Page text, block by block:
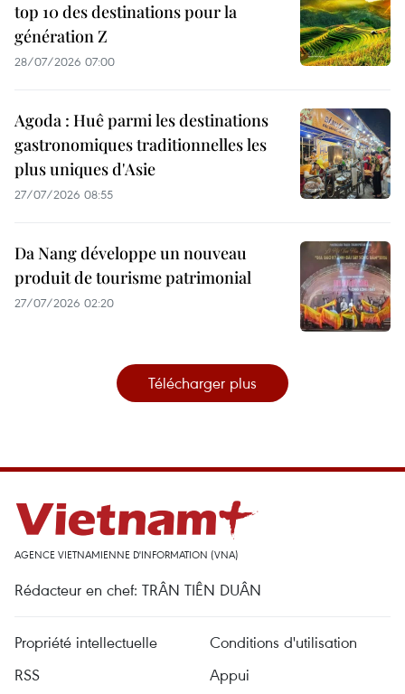
top 10 des destinations pour la
génération Z
28/07/2026 07:00
Agoda : Huê parmi les destinations
gastronomiques traditionnelles les
plus uniques d'Asie
27/07/2026 08:55
Da Nang développe un nouveau
produit de tourisme patrimonial
27/07/2026 02:20
Télécharger plus
AGENCE VIETNAMIENNE D'INFORMATION (VNA)
Rédacteur en chef: TRÂN TIÊN DUÂN
Propriété intellectuelle
Conditions d'utilisation
RSS
Appui